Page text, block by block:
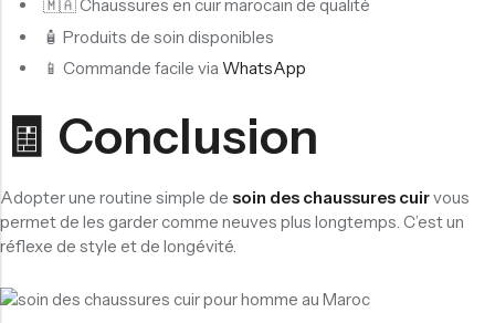
🇲🇦 Chaussures en cuir marocain de qualité
🧴 Produits de soin disponibles
📱 Commande facile via WhatsApp
🧾 Conclusion
Adopter une routine simple de soin des chaussures cuirvous
permet de les garder comme neuves plus longtemps. C’est un
réflexe de style et de longévité.